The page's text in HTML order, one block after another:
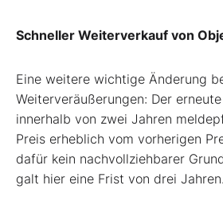
Schneller Weiterverkauf von
Eine weitere wichtige Änderung
Weiterveräußerungen: Der
innerhalb von zwei Jahren
Preis erheblich vom vorherigen
dafür kein nachvollziehbarer
galt hier eine Frist von drei Jahren.